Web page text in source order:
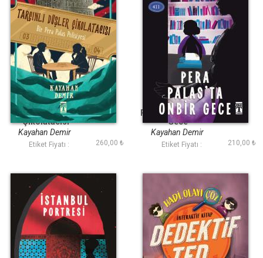
Tarçınlı Düşler
Çikolatacısı
Kayahan Demir
Etiket Fiyatı : 260,00 ₺
Pera Palasta On Bir
Gece
Kayahan Demir
Etiket Fiyatı : 210,00 ₺